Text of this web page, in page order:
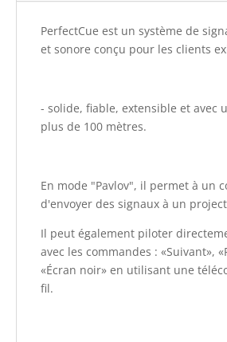
PerfectCue est un système de
et sonore conçu pour les clients
- solide, fiable, extensible et avec
plus de 100 mètres.
En mode "Pavlov", il permet à un
d'envoyer des signaux à un
Il peut également piloter
avec les commandes : «Suivant»,
«Écran noir» en utilisant une
fil.